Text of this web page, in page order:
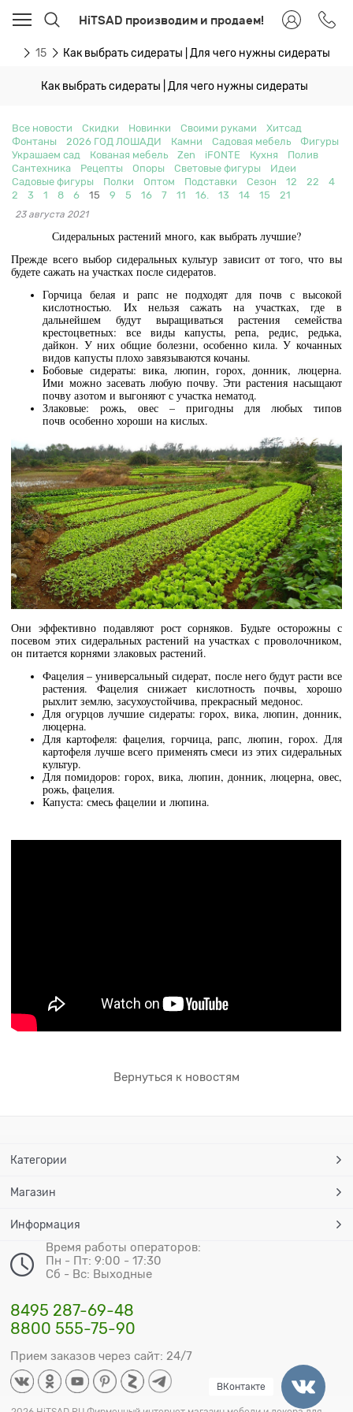
HiTSAD производим и продаем!
15 Как выбрать сидераты | Для чего нужны сидераты
Как выбрать сидераты | Для чего нужны сидераты
Все новости Скидки Новинки Своими руками
Хитсад
Фонтаны
2026 ГОД ЛОШАДИ Камни Садовая мебель
Фигуры
Украшаем сад
Кованая мебель Zen iFONTE Кухня
Полив
Сантехника
Рецепты Опоры Световые фигуры
Идеи
Садовые фигуры
Полки Оптом Подставки Сезон 12 22
4
2
3 1 8 6 15 9 5 16 7 11 16. 13 14 15 21
23 августа 2021
Сидеральных растений много, как выбрать лучшие?
Прежде всего выбор сидеральных культур зависит от того, что вы
будете сажать на участках после сидератов.
Горчица белая и рапс не подходят для почв с высокой
кислотностью. Их нельзя сажать на участках, где в
дальнейшем будут выращиваться растения семейства
крестоцветных: все виды капусты, репа, редис, редька,
дайкон. У них общие болезни, особенно кила. У кочанных
видов капусты плохо завязываются кочаны.
Бобовые сидераты: вика, люпин, горох, донник, люцерна.
Ими можно засевать любую почву. Эти растения насыщают
почву азотом и выгоняют с участка нематод.
Злаковые: рожь, овес – пригодны для любых типов
почв особенно хороши на кислых.
Они эффективно подавляют рост сорняков. Будьте осторожны с
посевом этих сидеральных растений на участках с проволочником,
он питается корнями злаковых растений.
Фацелия – универсальный сидерат, после него будут расти все
растения. Фацелия снижает кислотность почвы, хорошо
рыхлит землю, засухоустойчива, прекрасный медонос.
Для огурцов лучшие сидераты: горох, вика, люпин, донник,
люцерна.
Для картофеля: фацелия, горчица, рапс, люпин, горох. Для
картофеля лучше всего применять смеси из этих сидеральных
культур.
Для помидоров: горох, вика, люпин, донник, люцерна, овес,
рожь, фацелия.
Капуста: смесь фацелии и люпина.
Вернуться к новостям
Категории
Магазин
Информация
Время работы операторов:
Пн - Пт: 9:00 - 17:30
Сб - Вс: Выходные
8495 287-69-48
8800 555-75-90
Прием заказов через сайт: 24/7
ВКонтакте